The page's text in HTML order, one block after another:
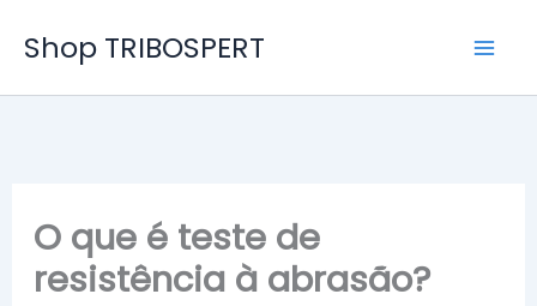
para
o
Shop TRIBOSPERT
O que é teste de
resistência à abrasão?